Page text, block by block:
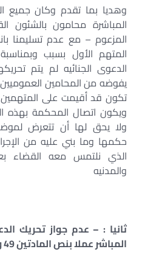
وهديا بما تقدم وكان جميع
المباشرة محامون بالشئون
المزعوم – مع عدم تسليمنا
المتهم الأول بسبب
الدعوى الجنائيه لم يتم
يفوضه من المحامين
تكون قد أقيمت على المتهمين
ويكون اتصال المحكمة بهذه
ولا يحق لها أن تتعرض
حكمها وما بني عليه من
الذي نلتمس معه القضاء
والمدنيه
ثانيا : – عدم جواز تحريك
المباشر عملا بنص المادتين 49 و50 من قانون المحاماه